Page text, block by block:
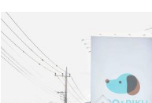
【12/2(火)まで】クリスマスケ
2025/07/17 お知